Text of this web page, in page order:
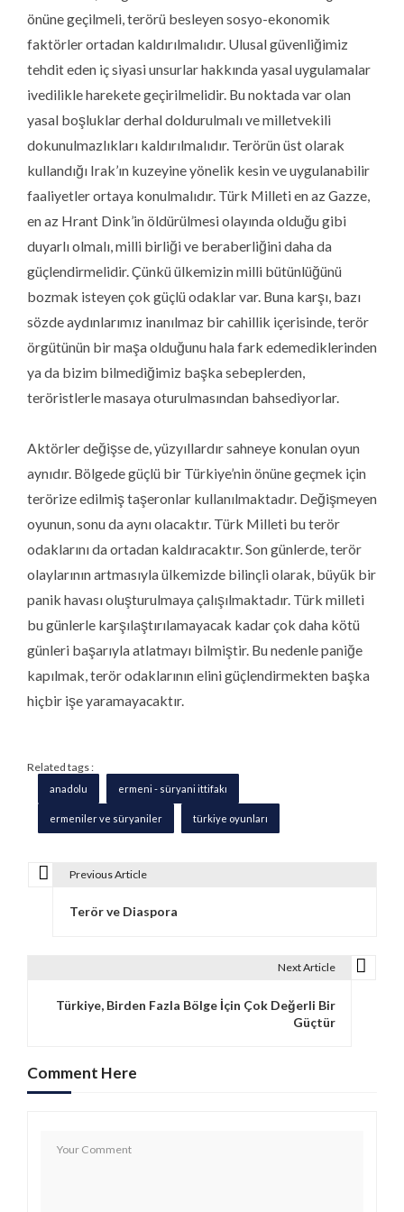
önüne geçilmeli, terörü besleyen sosyo-ekonomik
faktörler ortadan kaldırılmalıdır. Ulusal güvenliğimiz
tehdit eden iç siyasi unsurlar hakkında yasal uygulamalar
ivedilikle harekete geçirilmelidir. Bu noktada var olan
yasal boşluklar derhal doldurulmalı ve milletvekili
dokunulmazlıkları kaldırılmalıdır. Terörün üst olarak
kullandığı Irak’ın kuzeyine yönelik kesin ve uygulanabilir
faaliyetler ortaya konulmalıdır. Türk Milleti en az Gazze,
en az Hrant Dink’in öldürülmesi olayında olduğu gibi
duyarlı olmalı, milli birliği ve beraberliğini daha da
güçlendirmelidir. Çünkü ülkemizin milli bütünlüğünü
bozmak isteyen çok güçlü odaklar var. Buna karşı, bazı
sözde aydınlarımız inanılmaz bir cahillik içerisinde, terör
örgütünün bir maşa olduğunu hala fark edemediklerinden
ya da bizim bilmediğimiz başka sebeplerden,
teröristlerle masaya oturulmasından bahsediyorlar.
Aktörler değişse de, yüzyıllardır sahneye konulan oyun
aynıdır. Bölgede güçlü bir Türkiye’nin önüne geçmek için
terörize edilmiş taşeronlar kullanılmaktadır. Değişmeyen
oyunun, sonu da aynı olacaktır. Türk Milleti bu terör
odaklarını da ortadan kaldıracaktır. Son günlerde, terör
olaylarının artmasıyla ülkemizde bilinçli olarak, büyük bir
panik havası oluşturulmaya çalışılmaktadır. Türk milleti
bu günlerle karşılaştırılamayacak kadar çok daha kötü
günleri başarıyla atlatmayı bilmiştir. Bu nedenle paniğe
kapılmak, terör odaklarının elini güçlendirmekten başka
hiçbir işe yaramayacaktır.
Related tags :
anadolu ermeni - süryani ittifakı
ermeniler ve süryaniler türkiye oyunları
z
Previous Article
Terör ve Diaspora
Next Article
Türkiye, Birden Fazla Bölge İçin Çok Değerli Bir
Güçtür
Comment Here